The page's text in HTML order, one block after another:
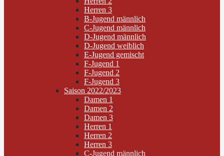
Herren 3
B-Jugend männlich
C-Jugend männlich
D-Jugend männlich
D-Jugend weiblich
E-Jugend gemischt
F-Jugend 1
F-Jugend 2
F-Jugend 3
Saison 2022/2023
Damen 1
Damen 2
Damen 3
Herren 1
Herren 2
Herren 3
C-Jugend männlich